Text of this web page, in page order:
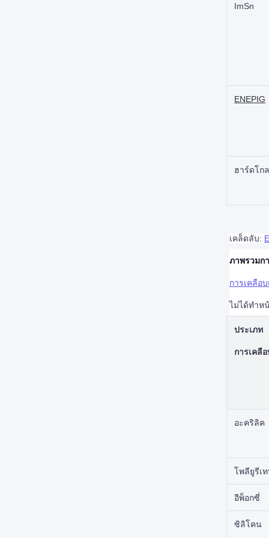
ImSn
ENEPIG
ฮาร์ดโก
เคล็ดลับ:
ภาพรวมก
การเคลือ
ไม่ได้ทำห
ประเภท
การเคลื
อะคริลิค
โพลียูรีเ
อีพ็อกซี่
ซิลิโคน